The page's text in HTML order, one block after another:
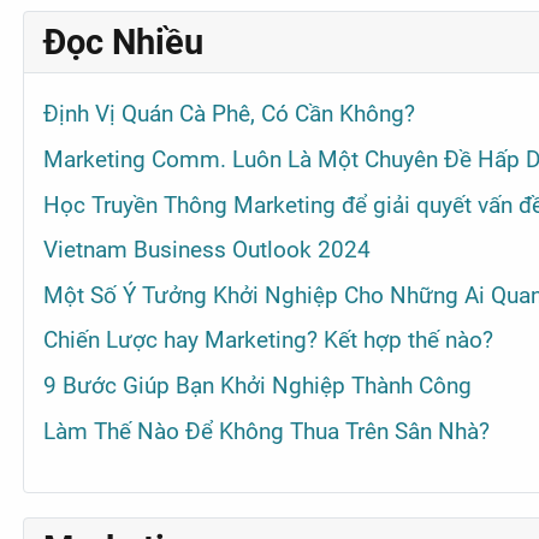
Đọc Nhiều
Định Vị Quán Cà Phê, Có Cần Không?
Marketing Comm. Luôn Là Một Chuyên Đề Hấp
Học Truyền Thông Marketing để giải quyết vấn
Vietnam Business Outlook 2024
Một Số Ý Tưởng Khởi Nghiệp Cho Những Ai
Chiến Lược hay Marketing? Kết hợp thế nào?
9 Bước Giúp Bạn Khởi Nghiệp Thành Công
Làm Thế Nào Để Không Thua Trên Sân Nhà?